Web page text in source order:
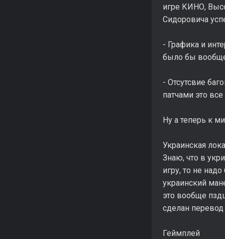
игре КИНО,
Сидоровича
- Графика и
было бы
- Отсутсвие
патчами это
Ну а теперь к
Украинская
Знаю, что в
игру, то не
украинский
это вообще
сделан
Геймплей